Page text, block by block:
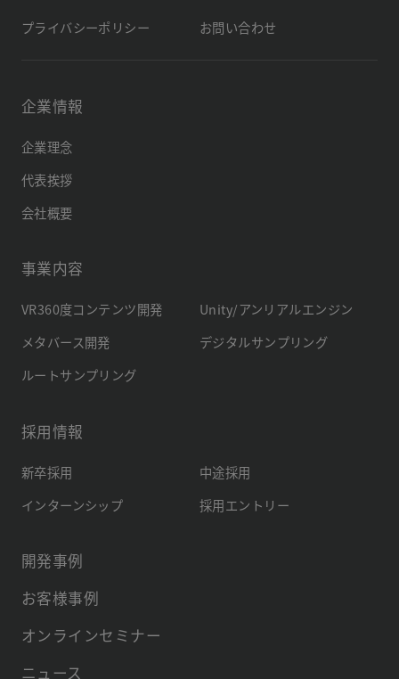
プライバシーポリシー お問い合わせ
企業情報
企業理念
代表挨拶
会社概要
事業内容
VR360度コンテンツ開発
Unity/アンリアルエンジン
メタバース開発
デジタルサンプリング
ルートサンプリング
採用情報
新卒採用
中途採用
インターンシップ
採用エントリー
開発事例
お客様事例
オンラインセミナー
ニュース